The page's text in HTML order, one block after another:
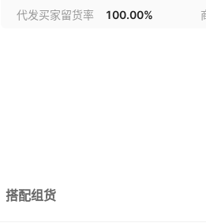
125 125 黑
200
代发买家留货率
100.00%
搭配组货